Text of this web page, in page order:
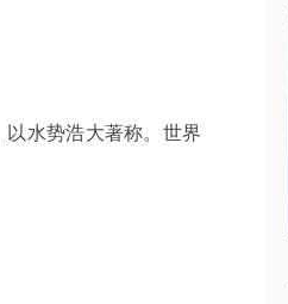
水势浩大著称。世界